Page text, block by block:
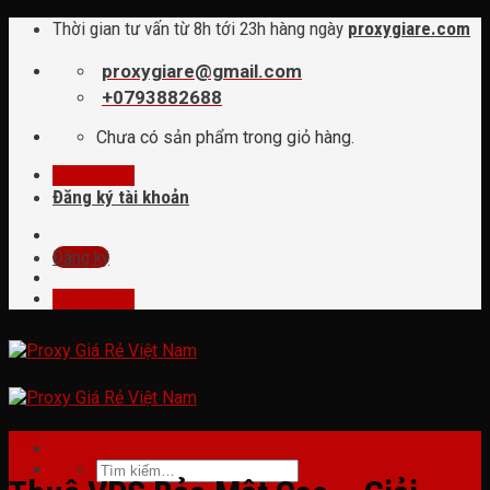
Skip
content
Thời gian tư vấn từ 8h tới 23h hàng ngày proxygiare.com
proxygiare@gmail.com
+0793882688
Chưa có sản phẩm trong giỏ hàng.
Đăng ký tài khoản
Đăng ký
Tìm